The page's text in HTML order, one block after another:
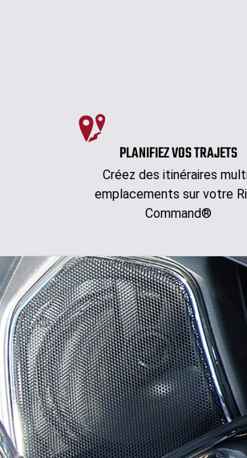
PLANIFIEZ VOS TRAJETS
Créez des itinéraires
emplacements sur votre
Command®